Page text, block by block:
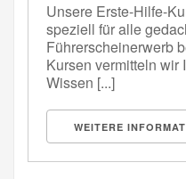
Unsere Erste-Hilfe-
speziell für alle
Führerscheinerwerb
Kursen vermitteln
Wissen [...]
WEITERE